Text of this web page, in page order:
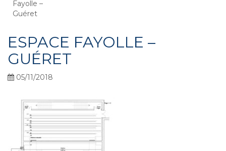
ESPACE FAYOLLE –
GUÉRET
05/11/2018